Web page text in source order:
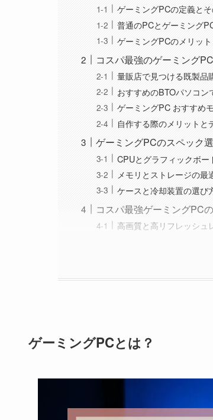
ゲーミングPCの定義と
普通のPCとゲーミング
ゲーミングPCのメリッ
コスパ最強のゲーミング
量販店で見つける既製品
おすすめのBTOパソコン
ゲーミングPC おすすめ
自作する際のメリットと
ゲーミングPCのスペック
CPUとグラフィックボー
メモリとストレージの
ケースと冷却装置の選び
コスパ最強ゲーミングPC
高画質と高リフレッシュ
ゲーミングPCとは？